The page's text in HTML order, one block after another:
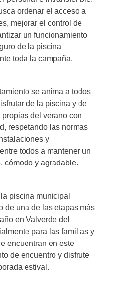
ordenar el acceso a
mejorar el control de
un funcionamiento
de la piscina
toda la campaña.
se anima a todos
de la piscina y de
propias del verano con
respetando las normas
y
todos a mantener un
cómodo y agradable.
piscina municipal
de una de las etapas más
en Valverde del
para las familias y
encuentran en este
de encuentro y disfrute
estival.